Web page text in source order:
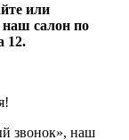
или
салон по
12.
звонок», наш